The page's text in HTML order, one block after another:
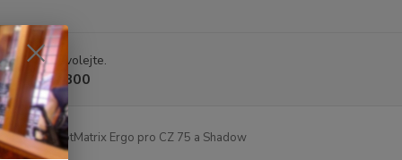
rady? Zavolejte.
375 800
střenky DotMatrix Ergo pro CZ 75 a Shadow